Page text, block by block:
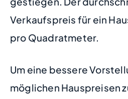
Verkaufspreis für ein
pro Quadratmeter.
Um eine bessere
möglichen Hauspreisen